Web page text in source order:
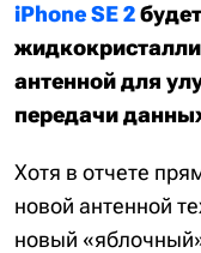
iPhone SE 2
антенной для
передачи
Хотя в отчете
новой антенной
новый